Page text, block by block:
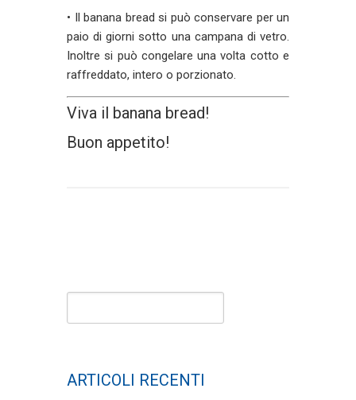
• Il banana bread si può conservare per un
paio di giorni sotto una campana di vetro.
Inoltre si può congelare una volta cotto e
raffreddato, intero o porzionato.
Viva il banana bread!
Buon appetito!
ARTICOLI RECENTI